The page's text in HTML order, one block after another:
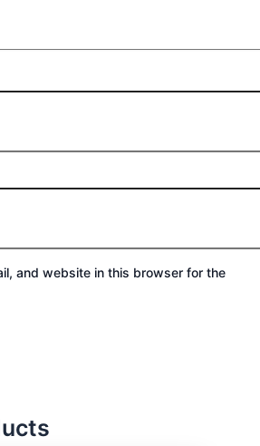
and website in this browser for the